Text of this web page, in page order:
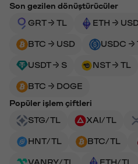
Son gezilen dönüştürücüler
GRT → TL
ETH → USD
BTC → USD USDC →
USDT → S NST → TL
BTC → DOGE
Popüler işlem çiftleri
STG/TL
XAI/TL
HNT/TL BTC/TL
VANRY/TL
ETH/TL